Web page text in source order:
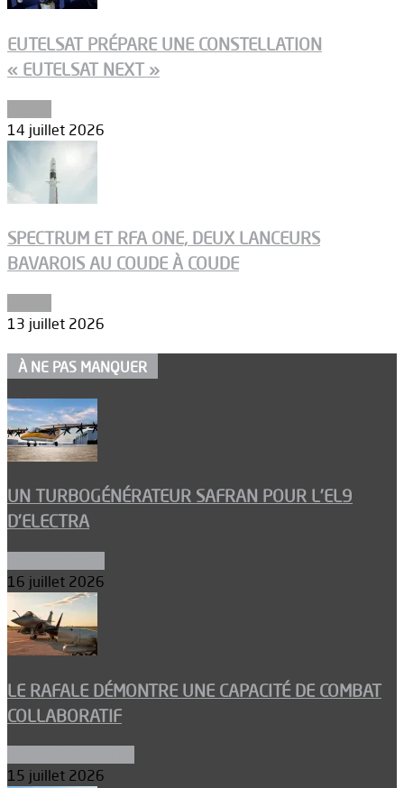
EUTELSAT PRÉPARE UNE CONSTELLATION
« EUTELSAT NEXT »
14 juillet 2026
SPECTRUM ET RFA ONE, DEUX LANCEURS
BAVAROIS AU COUDE À COUDE
13 juillet 2026
À NE PAS MANQUER
UN TURBOGÉNÉRATEUR SAFRAN POUR L’EL9
D’ELECTRA
16 juillet 2026
LE RAFALE DÉMONTRE UNE CAPACITÉ DE COMBAT
COLLABORATIF
15 juillet 2026